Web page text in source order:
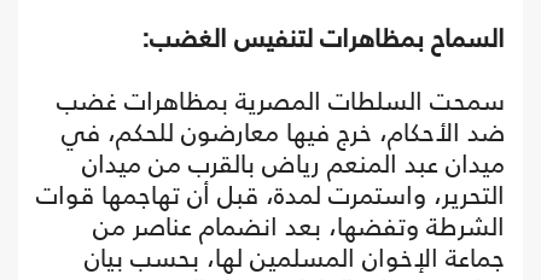
السماح بمظاهرات لتنفيس الغضب:
سمحت السلطات المصرية بمظاهرات غضب
ضد الأحكام، خرج فيها معارضون للحكم، في
ميدان عبد المنعم رياض بالقرب من ميدان
التحرير، واستمرت لمدة، قبل أن تهاجمها قوات
الشرطة وتفضها، بعد انضمام عناصر من
جماعة الإخوان المسلمين لها، بحسب بيان